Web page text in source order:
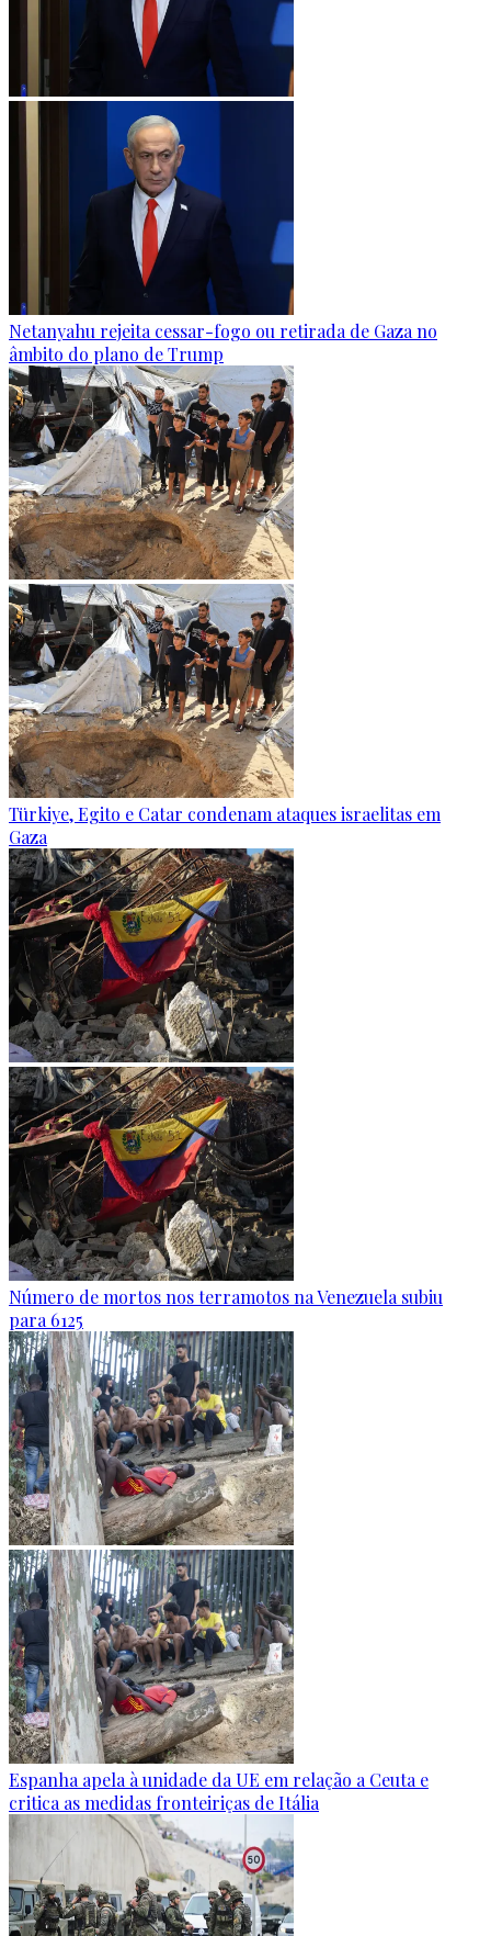
Netanyahu rejeita cessar-fogo ou retirada de Gaza no
âmbito do plano de Trump
Türkiye, Egito e Catar condenam ataques israelitas em
Gaza
Número de mortos nos terramotos na Venezuela subiu
para 6125
Espanha apela à unidade da UE em relação a Ceuta e
critica as medidas fronteiriças de Itália